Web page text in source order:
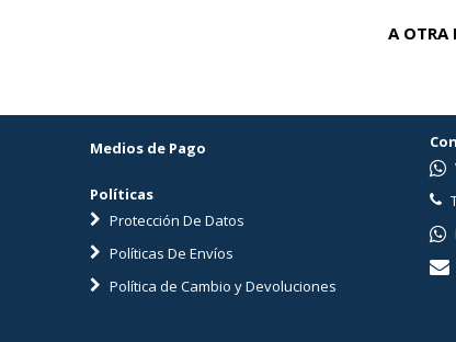
A OTRA
Medios de Pago
Políticas
Protección De Datos
Políticas De Envíos
Política de Cambio y Devoluciones